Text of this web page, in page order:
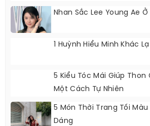
Nhan Sắc Lee Young Ae Ở
1 Huỳnh Hiểu Minh Khác Lạ
5 Kiểu Tóc Mái Giúp Thon
Một Cách Tự Nhiên
5 Món Thời Trang Tối Màu
Dáng